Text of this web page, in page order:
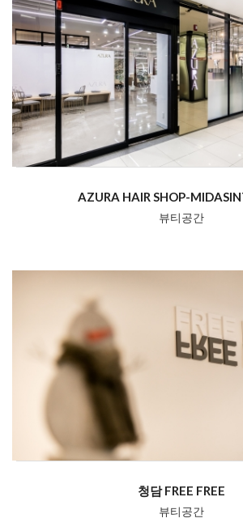
AZURA HAIR SHOP-
뷰티공간
청담 FREE FREE
뷰티공간